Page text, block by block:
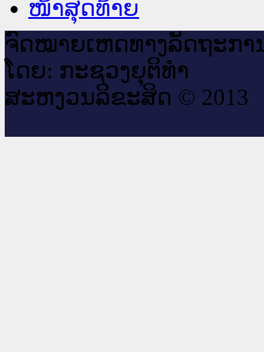
ໜ້າສຸດທ້າຍ
ຈົດ​ໝາຍ​ເຫດ​ທາງ​ລັດ​ຖະ​ກາ
ໂດຍ: ກະ​ຊວງຍຸ​ຕິ​ທຳ
ສະ​ຫງວນ​ລິ​ຂະ​ສິດ © 2013